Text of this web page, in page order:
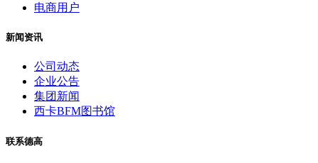
电商用户
新闻资讯
公司动态
企业公告
集团新闻
西卡BFM图书馆
联系德高